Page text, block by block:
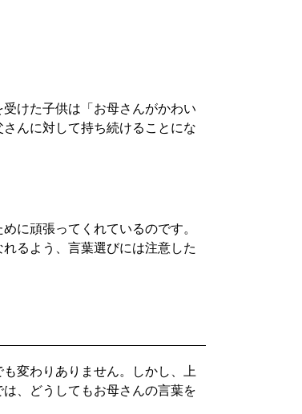
けた子供は「お母さんがかわい
んに対して持ち続けることにな
に頑張ってくれているのです。
るよう、言葉選びには注意した
変わりありません。しかし、上
、どうしてもお母さんの言葉を